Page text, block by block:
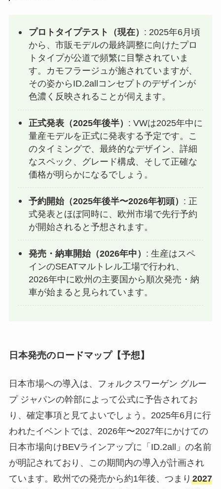
プロトタイプテスト（現在） : 2025年6月頃
から、市販モデルの最終調整に向けたプロ
トタイプが公道で頻繁に目撃されていま
す。カモフラージュが施されていますが、
その姿からID.2allコンセプトのデザインが
色濃く反映されることが伺えます。
正式発表（2025年後半） : VWは2025年中に
量産モデルを正式に発表する予定です。こ
のタイミングで、最終的なデザイン、詳細
なスペック、グレード構成、そして正確な
価格が明らかになるでしょう。
予約開始（2025年後半〜2026年初頭） : 正
式発表とほぼ同時に、欧州市場で先行予約
が開始されると予想されます。
発売・納車開始（2026年中） : 生産はスペ
インのSEATマルトレル工場で行われ、
2026年中に欧州の主要国から順次発売・納
車が始まると見られています。
日本発売のロードマップ【予想】
日本市場への導入は、フォルクスワーゲン グルー
プ ジャパンの幹部によって公式に予告されてお
り、確定事項と見てよいでしょう。2025年6月に行
われたイベントでは、2026年〜2027年にかけての
日本市場向けBEVラインアップに「ID.2all」の名前
が明記されており、この期間内の導入が計画され
ています。欧州での発売から約1年後、つまり 2027